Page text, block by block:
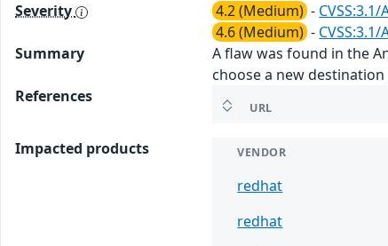
Severity 4.2 (Medium) - CVSS:3.1/
4.6 (Medium) -
Summary
A flaw was found in the
choose a new
References
URL
Impacted products VENDOR
redhat
redhat